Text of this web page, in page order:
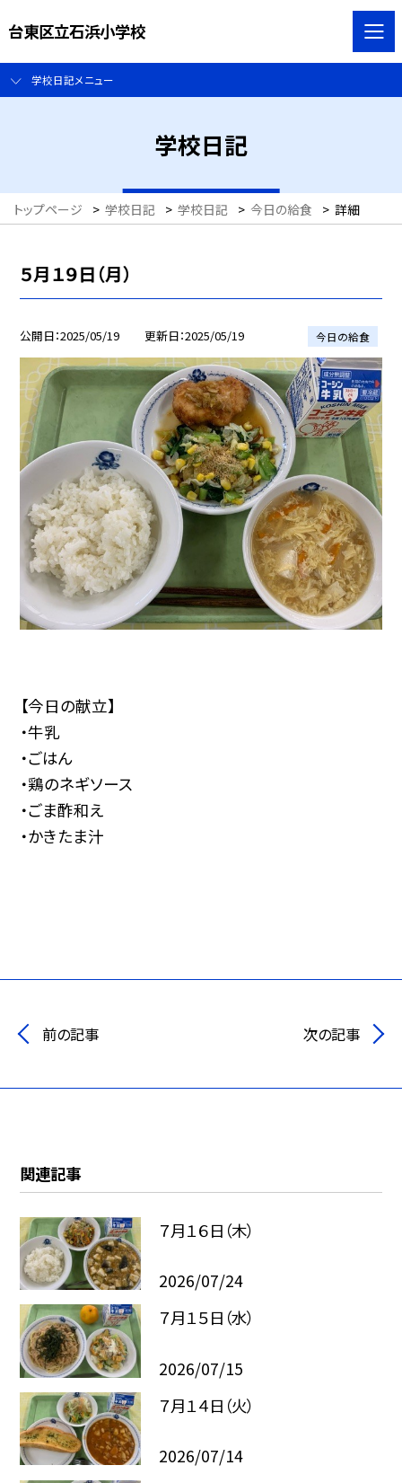
台東区立石浜小学校
学校日記メニュー
学校日記
トップページ > 学校日記 > 学校日記 > 今日の給食 > 詳細
５月１９日（月）
公開日 2025/05/19 更新日 2025/05/19 今日の給食
【今日の献立】
・牛乳
・ごはん
・鶏のネギソース
・ごま酢和え
・かきたま汁
前の記事 次の記事
関連記事
７月１６日（木）
2026/07/24
７月１５日（水）
2026/07/15
７月１４日（火）
2026/07/14